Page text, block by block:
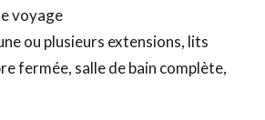
voyage
ou plusieurs extensions, lits
fermée, salle de bain complète,